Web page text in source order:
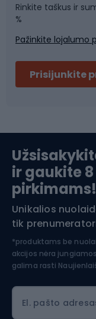
Slidinėjimas
Apranga
Šiaurietiškas
Rinkite taškus ir
%
Pažinkite lojalumo
Prisijunkite
ir gaukite 8
Unikalios
tik
*produktams be
akcijos nėra
galima rasti
El. pašto